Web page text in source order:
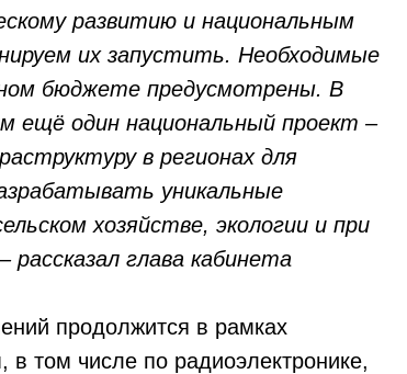
развитию и национальным
их запустить. Необходимые
бюджете предусмотрены. В
ещё один национальный проект –
в регионах для
уникальные
хозяйстве, экологии и при
рассказал глава кабинета
продолжится в рамках
том числе по радиоэлектронике,